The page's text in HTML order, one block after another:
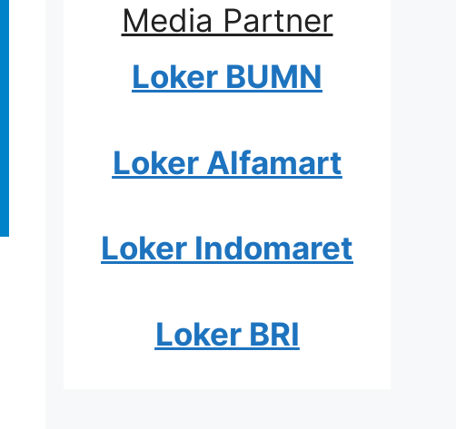
Media Partner
Loker BUMN
Loker Alfamart
Loker Indomaret
Loker BRI